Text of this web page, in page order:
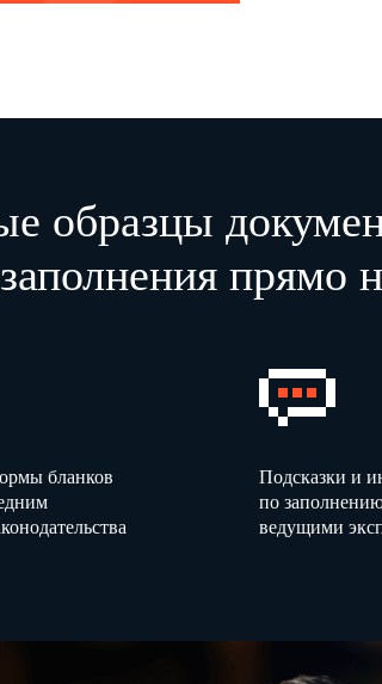
образцы
прямо
бланков
Подсказки и
по
ведущими